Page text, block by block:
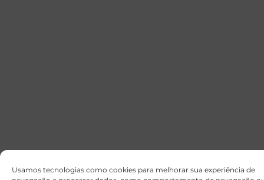
Usamos tecnologias como cookies para melhorar sua experiência de